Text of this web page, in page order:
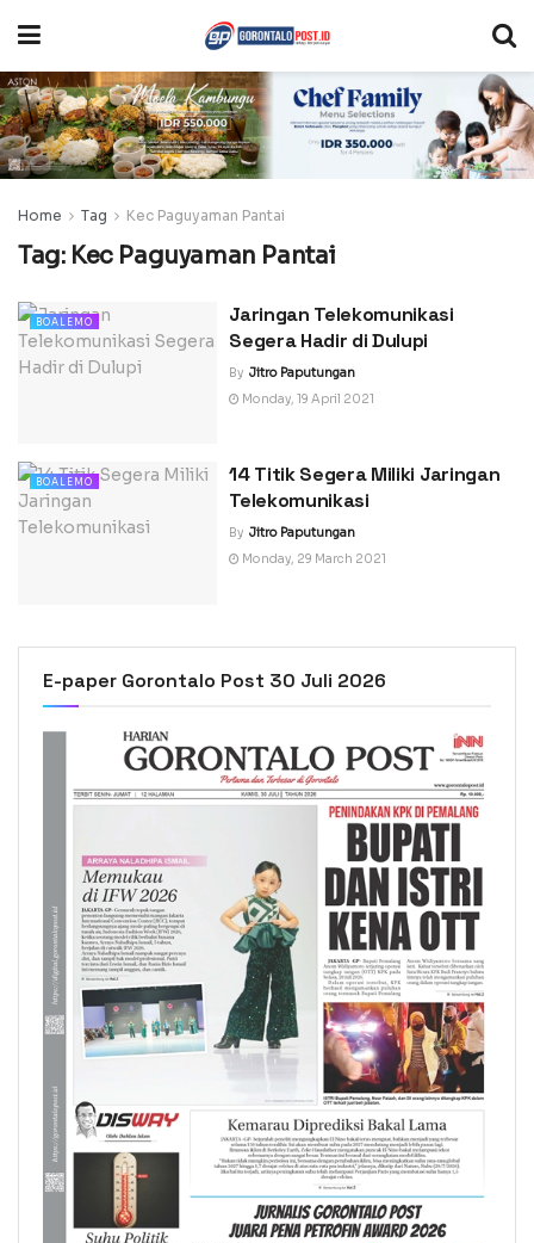
Home Tag Kec Paguyaman Pantai
Tag: Kec Paguyaman Pantai
BOALEMO
Jaringan Telekomunikasi
Segera Hadir di Dulupi
By Jitro Paputungan
Monday, 19 April 2021
BOALEMO
14 Titik Segera Miliki Jaringan
Telekomunikasi
By Jitro Paputungan
Monday, 29 March 2021
E-paper Gorontalo Post 30 Juli 2026